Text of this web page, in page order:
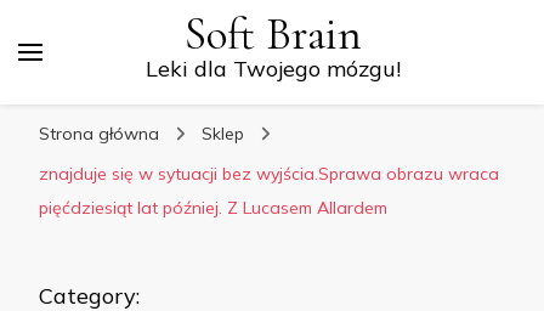
Soft Brain
Leki dla Twojego mózgu!
Strona główna
Sklep
znajduje się w sytuacji bez wyjścia.Sprawa obrazu wraca
pięćdziesiąt lat później. Z Lucasem Allardem
Category: